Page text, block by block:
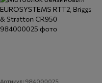
Артикул: 984000025